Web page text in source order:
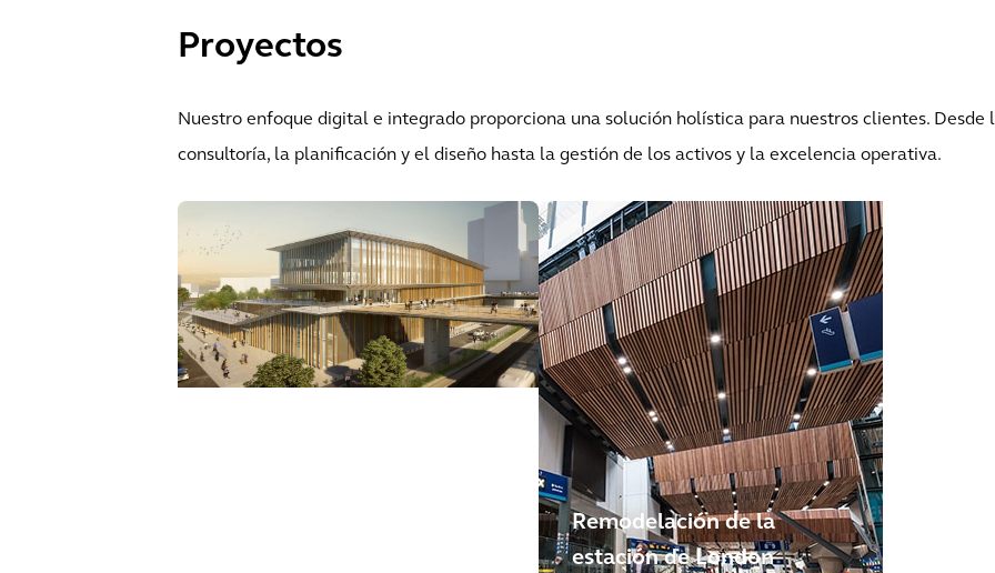
Proyectos
Nuestro enfoque digital e integrado proporciona una solución holística para nuestros clientes. Desde
consultoría, la planificación y el diseño hasta la gestión de los activos y la excelencia operativa.
Remodelación de la
estación de London